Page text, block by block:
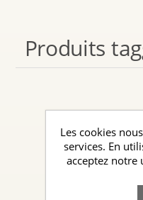
Produits
Les cookies
services. En
acceptez notre